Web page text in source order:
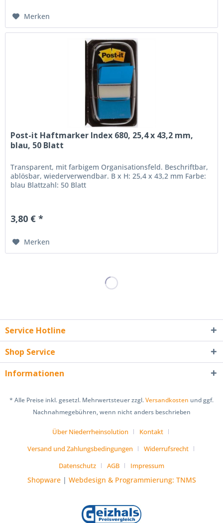
Merken
Post-it Haftmarker Index 680, 25,4 x 43,2 mm,
blau, 50 Blatt
Transparent, mit farbigem Organisationsfeld. Beschriftbar,
ablösbar, wiederverwendbar. B x H: 25,4 x 43,2 mm Farbe:
blau Blattzahl: 50 Blatt
3,80 € *
Merken
Service Hotline
Shop Service
Informationen
* Alle Preise inkl. gesetzl. Mehrwertsteuer zzgl.Versandkosten und ggf.
Nachnahmegebühren, wenn nicht anders beschrieben
Über Niederrheinsolution
Kontakt
Versand und Zahlungsbedingungen
Widerrufsrecht
Datenschutz
AGB Impressum
Shopware| Webdesign & Programmierung: TNMS